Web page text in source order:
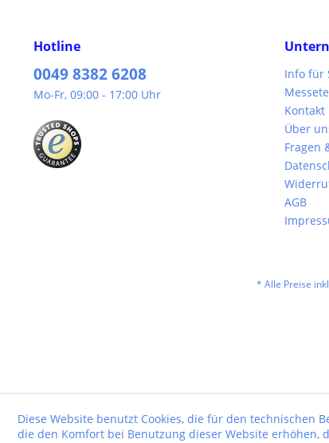
Hotline
0049 8382 6208
Mo-Fr, 09:00 - 17:00 Uhr
Info für
Kontakt
Über
Fragen
AGB
* Alle Preise
Diese Website benutzt Cookies, die für den technischen
die den Komfort bei Benutzung dieser Website